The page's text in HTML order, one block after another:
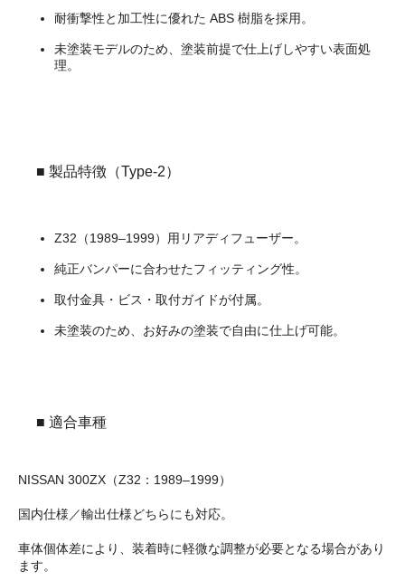
耐衝撃性と加工性に優れた ABS 樹脂を採用。
未塗装モデルのため、塗装前提で仕上げしやすい表面処
理。
■ 製品特徴（Type-2）
Z32（1989–1999）用リアディフューザー。
純正バンパーに合わせたフィッティング性。
取付金具・ビス・取付ガイドが付属。
未塗装のため、お好みの塗装で自由に仕上げ可能。
■ 適合車種
NISSAN 300ZX（Z32：1989–1999）
国内仕様／輸出仕様どちらにも対応。
車体個体差により、装着時に軽微な調整が必要となる場合があり
ます。